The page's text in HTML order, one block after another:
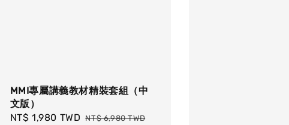
MMI專屬講義教材精裝套組（中
文版）
Sale
NT$ 1,980 TWD Regular
NT$ 6,980 TWD